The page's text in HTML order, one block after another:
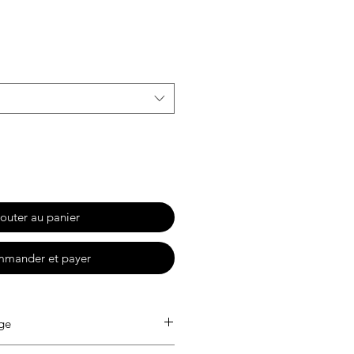
au panier
et payer